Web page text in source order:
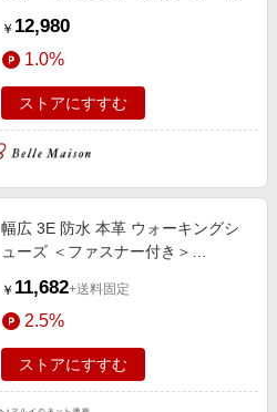
￥ 12,980
1.0%
ストアにすすむ
幅広 3E 防水 本革 ウォーキングシ
ューズ ＜ファスナー付き＞
￥ 11,682+送料固定
2.5%
ストアにすすむ